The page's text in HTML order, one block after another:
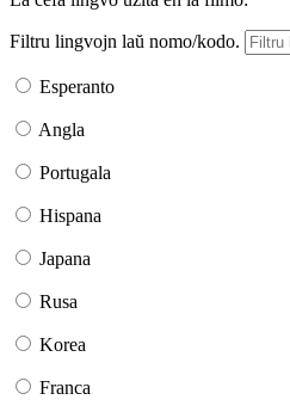
Filtru lingvojn laŭ nomo/kodo.
Esperanto
Angla
Portugala
Hispana
Japana
Rusa
Korea
Franca